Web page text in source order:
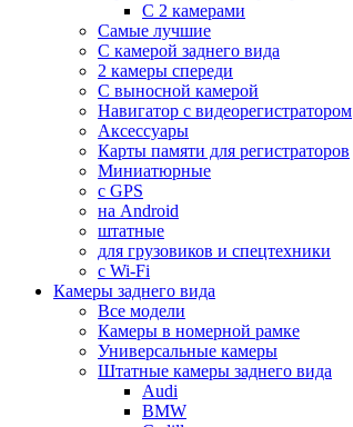
С 2 камерами
Самые лучшие
С камерой заднего вида
2 камеры спереди
С выносной камерой
Навигатор с видеорегистратором
Аксессуары
Карты памяти для регистраторов
Миниатюрные
с GPS
на Android
штатные
для грузовиков и спецтехники
с Wi-Fi
Камеры заднего вида
Все модели
Камеры в номерной рамке
Универсальные камеры
Штатные камеры заднего вида
Audi
BMW